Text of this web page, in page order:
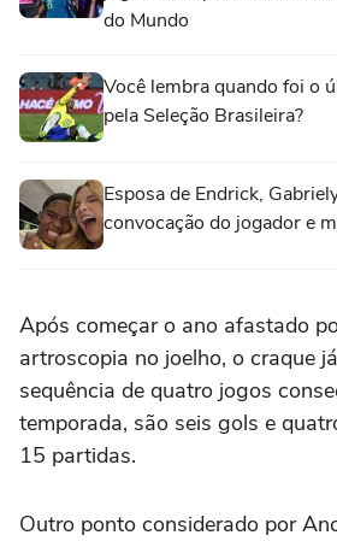
do Mundo
Você lembra quando foi o
pela Seleção Brasileira?
Esposa de Endrick,
convocação do jogador e
Após começar o ano afastado
artroscopia no joelho, o craque
sequência de quatro jogos
temporada, são seis gols e
15 partidas.
Outro ponto considerado por